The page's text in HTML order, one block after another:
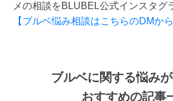
メの相談をBLUBEL公式インスタ
【ブルベ悩み相談はこちらのDMか
ブルベに関する悩み
おすすめの記事